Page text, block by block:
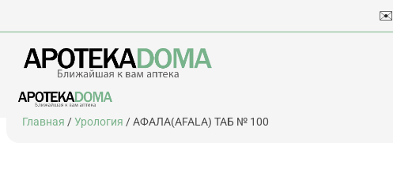
Перейти
✉️
Главная /Урология / АФАЛА(AFALA) ТАБ № 100